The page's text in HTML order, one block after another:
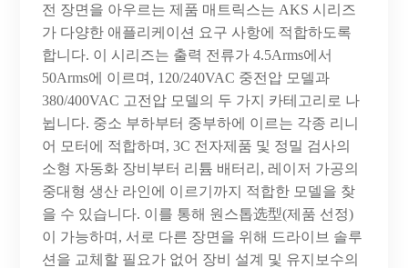
전 장면을 아우르는 제품 매트릭스는 AKS 시리즈
가 다양한 애플리케이션 요구 사항에 적합하도록
합니다. 이 시리즈는 출력 전류가 4.5Arms에서
50Arms에 이르며, 120/240VAC 중전압 모델과
380/400VAC 고전압 모델의 두 가지 카테고리로 나
뉩니다. 중소 부하부터 중부하에 이르는 각종 리니
어 모터에 적합하며, 3C 전자제품 및 정밀 검사의
소형 자동화 장비부터 리튬 배터리, 레이저 가공의
중대형 생산 라인에 이르기까지 적합한 모델을 찾
을 수 있습니다. 이를 통해 원스톱选型(제품 선정)
이 가능하며, 서로 다른 장면을 위해 드라이브 솔루
션을 교체할 필요가 없어 장비 설계 및 유지보수의